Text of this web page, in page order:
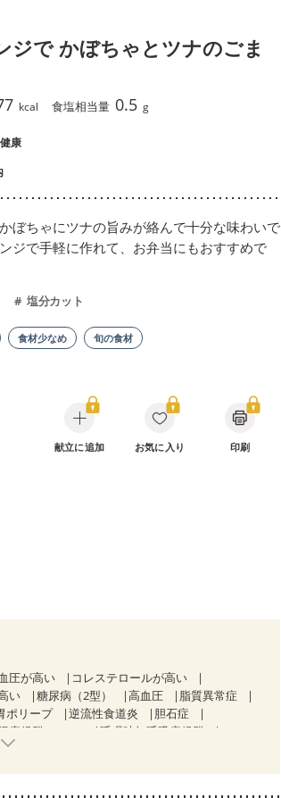
ジで かぼちゃとツナのごま
kcal 食塩相当量 0.5 g
康
ぼちゃにツナの旨みが絡んで十分な味わいで
ジで手軽に作れて、お弁当にもおすすめで
塩分カット
食材少なめ 旬の食材
献立に追加 お気に入り 印刷
血圧が高い
コレステロールが高い
い 糖尿病（2型） 高血圧
脂質異常症
ポリープ 逆流性食道炎
胆石症
症候群（IBS）
睡眠時無呼吸症候群
３期）